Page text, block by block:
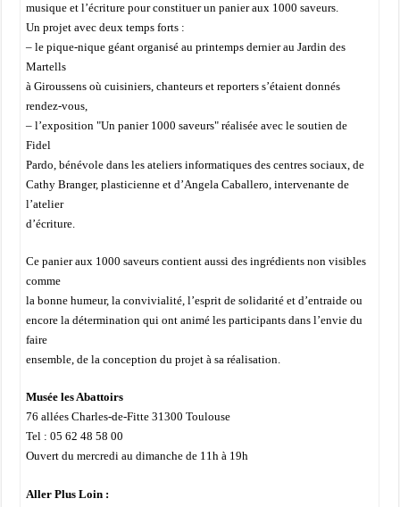
musique et l’écriture pour constituer un panier aux 1000 saveurs.
Un projet avec deux temps forts :
– le pique-nique géant organisé au printemps dernier au Jardin des
Martells
à Giroussens où cuisiniers, chanteurs et reporters s’étaient donnés
rendez-vous,
– l’exposition "Un panier 1000 saveurs" réalisée avec le soutien de
Fidel
Pardo, bénévole dans les ateliers informatiques des centres sociaux, de
Cathy Branger, plasticienne et d’Angela Caballero, intervenante de
l’atelier
d’écriture.
Ce panier aux 1000 saveurs contient aussi des ingrédients non visibles
comme
la bonne humeur, la convivialité, l’esprit de solidarité et d’entraide ou
encore la détermination qui ont animé les participants dans l’envie du
faire
ensemble, de la conception du projet à sa réalisation.
Musée les Abattoirs
76 allées Charles-de-Fitte 31300 Toulouse
Tel : 05 62 48 58 00
Ouvert du mercredi au dimanche de 11h à 19h
Aller Plus Loin :